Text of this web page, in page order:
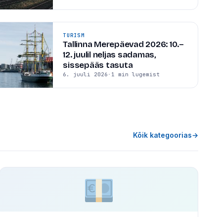
TURISM
Tallinna Merepäevad 2026: 10.–
12. juulil neljas sadamas,
sissepääs tasuta
6. juuli 2026 · 1 min lugemist
Kõik kategoorias→